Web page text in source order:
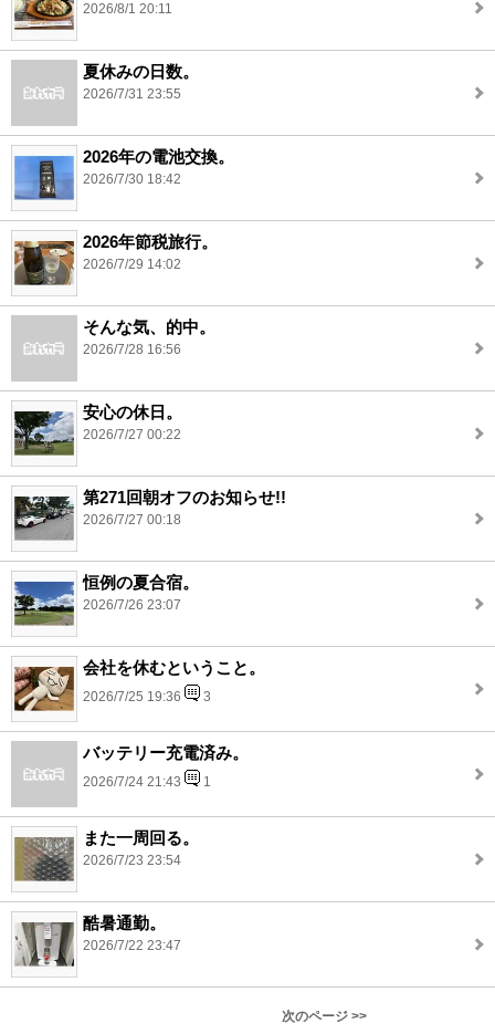
2026/8/1 20:11
夏休みの日数。
2026/7/31 23:55
2026年の電池交換。
2026/7/30 18:42
2026年節税旅行。
2026/7/29 14:02
そんな気、的中。
2026/7/28 16:56
安心の休日。
2026/7/27 00:22
第271回朝オフのお知らせ!!
2026/7/27 00:18
恒例の夏合宿。
2026/7/26 23:07
会社を休むということ。
2026/7/25 19:36 3
バッテリー充電済み。
2026/7/24 21:43 1
また一周回る。
2026/7/23 23:54
酷暑通勤。
2026/7/22 23:47
次のページ >>